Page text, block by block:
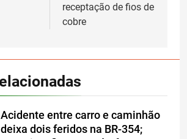
receptação de fios de
cobre
Acidente entre carro e caminhão
deixa dois feridos na BR-354;